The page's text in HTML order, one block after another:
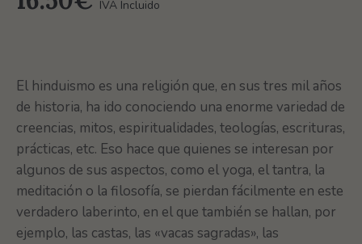
IVA Incluido
El hinduismo es una religión que, en sus tres mil años
de historia, ha ido conociendo una enorme variedad de
creencias, mitos, espiritualidades, teologías, escrituras,
prácticas, etc. Eso hace que quienes se interesan por
algunos de sus aspectos, como el yoga, el tantra, la
meditación o la filosofía, se pierdan fácilmente en este
verdadero laberinto, en el que también se hallan, por
ejemplo, las castas, las «vacas sagradas», las